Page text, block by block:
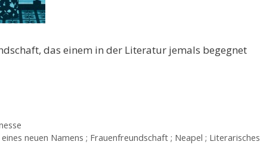
das einem in der Literatur jemals begegnet
neuen Namens ; Frauenfreundschaft ; Neapel ; Literarisches